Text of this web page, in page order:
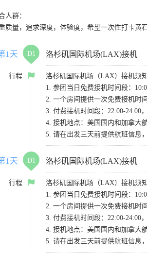
人群：
质量，追求深度，体验度，希望一次性打卡黄
1天 D1 洛杉矶国际机场(LAX)接机
行程
洛杉矶国际机场（LAX）接机须
1. 参团当日免费接机时间段：
2. 一个房间提供一次免费接机时
3. 付费接机时间段：22:00-24:00
4. 接机地点：美国国内和加拿大
5. 请在出发三天前提供航班信息
1天 D1 洛杉矶国际机场(LAX)接机
行程
洛杉矶国际机场（LAX）接机须
1. 参团当日免费接机时间段：
2. 一个房间提供一次免费接机时
3. 付费接机时间段：22:00-24:00
4. 接机地点：美国国内和加拿大
5. 请在出发三天前提供航班信息